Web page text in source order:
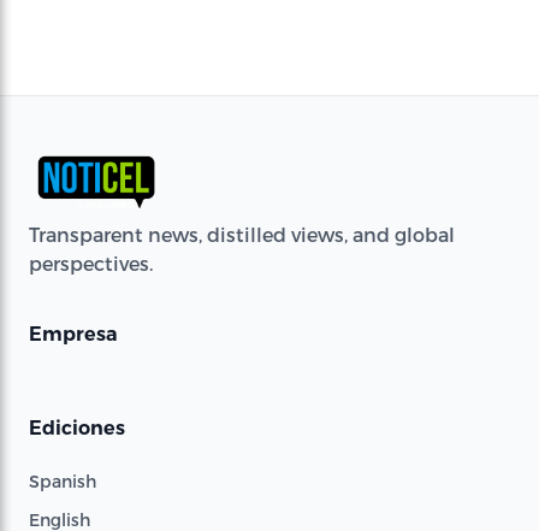
Transparent news, distilled views, and global
perspectives.
Empresa
Ediciones
Spanish
English